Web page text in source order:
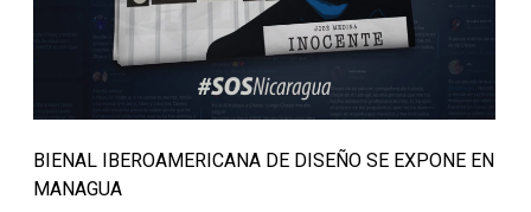
BIENAL IBEROAMERICANA DE DISEÑO SE EXPONE EN
MANAGUA